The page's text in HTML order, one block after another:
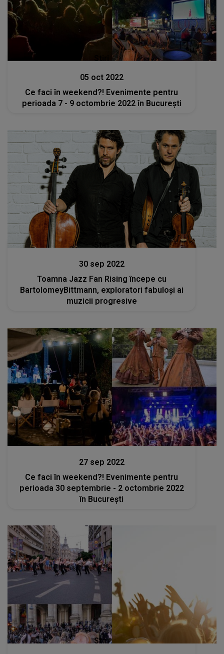
05 oct 2022
Ce faci în weekend?! Evenimente pentru
perioada 7 - 9 octombrie 2022 în București
Stiri
30 sep 2022
Toamna Jazz Fan Rising începe cu
BartolomeyBittmann, exploratori fabuloși ai
muzicii progresive
Stiri
27 sep 2022
Ce faci în weekend?! Evenimente pentru
perioada 30 septembrie - 2 octombrie 2022
în București
Stiri